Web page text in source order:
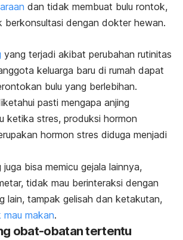
dan tidak membuat bulu rontok,
berkonsultasi dengan dokter hewan.
yang terjadi akibat perubahan rutinitas
keluarga baru di rumah dapat
bulu yang berlebihan.
pasti mengapa anjing
ketika stres, produksi hormon
hormon stres diduga menjadi
bisa memicu gejala lainnya,
tidak mau berinteraksi dengan
lain, tampak gelisah dan ketakutan,
makan.
obat-obatan tertentu